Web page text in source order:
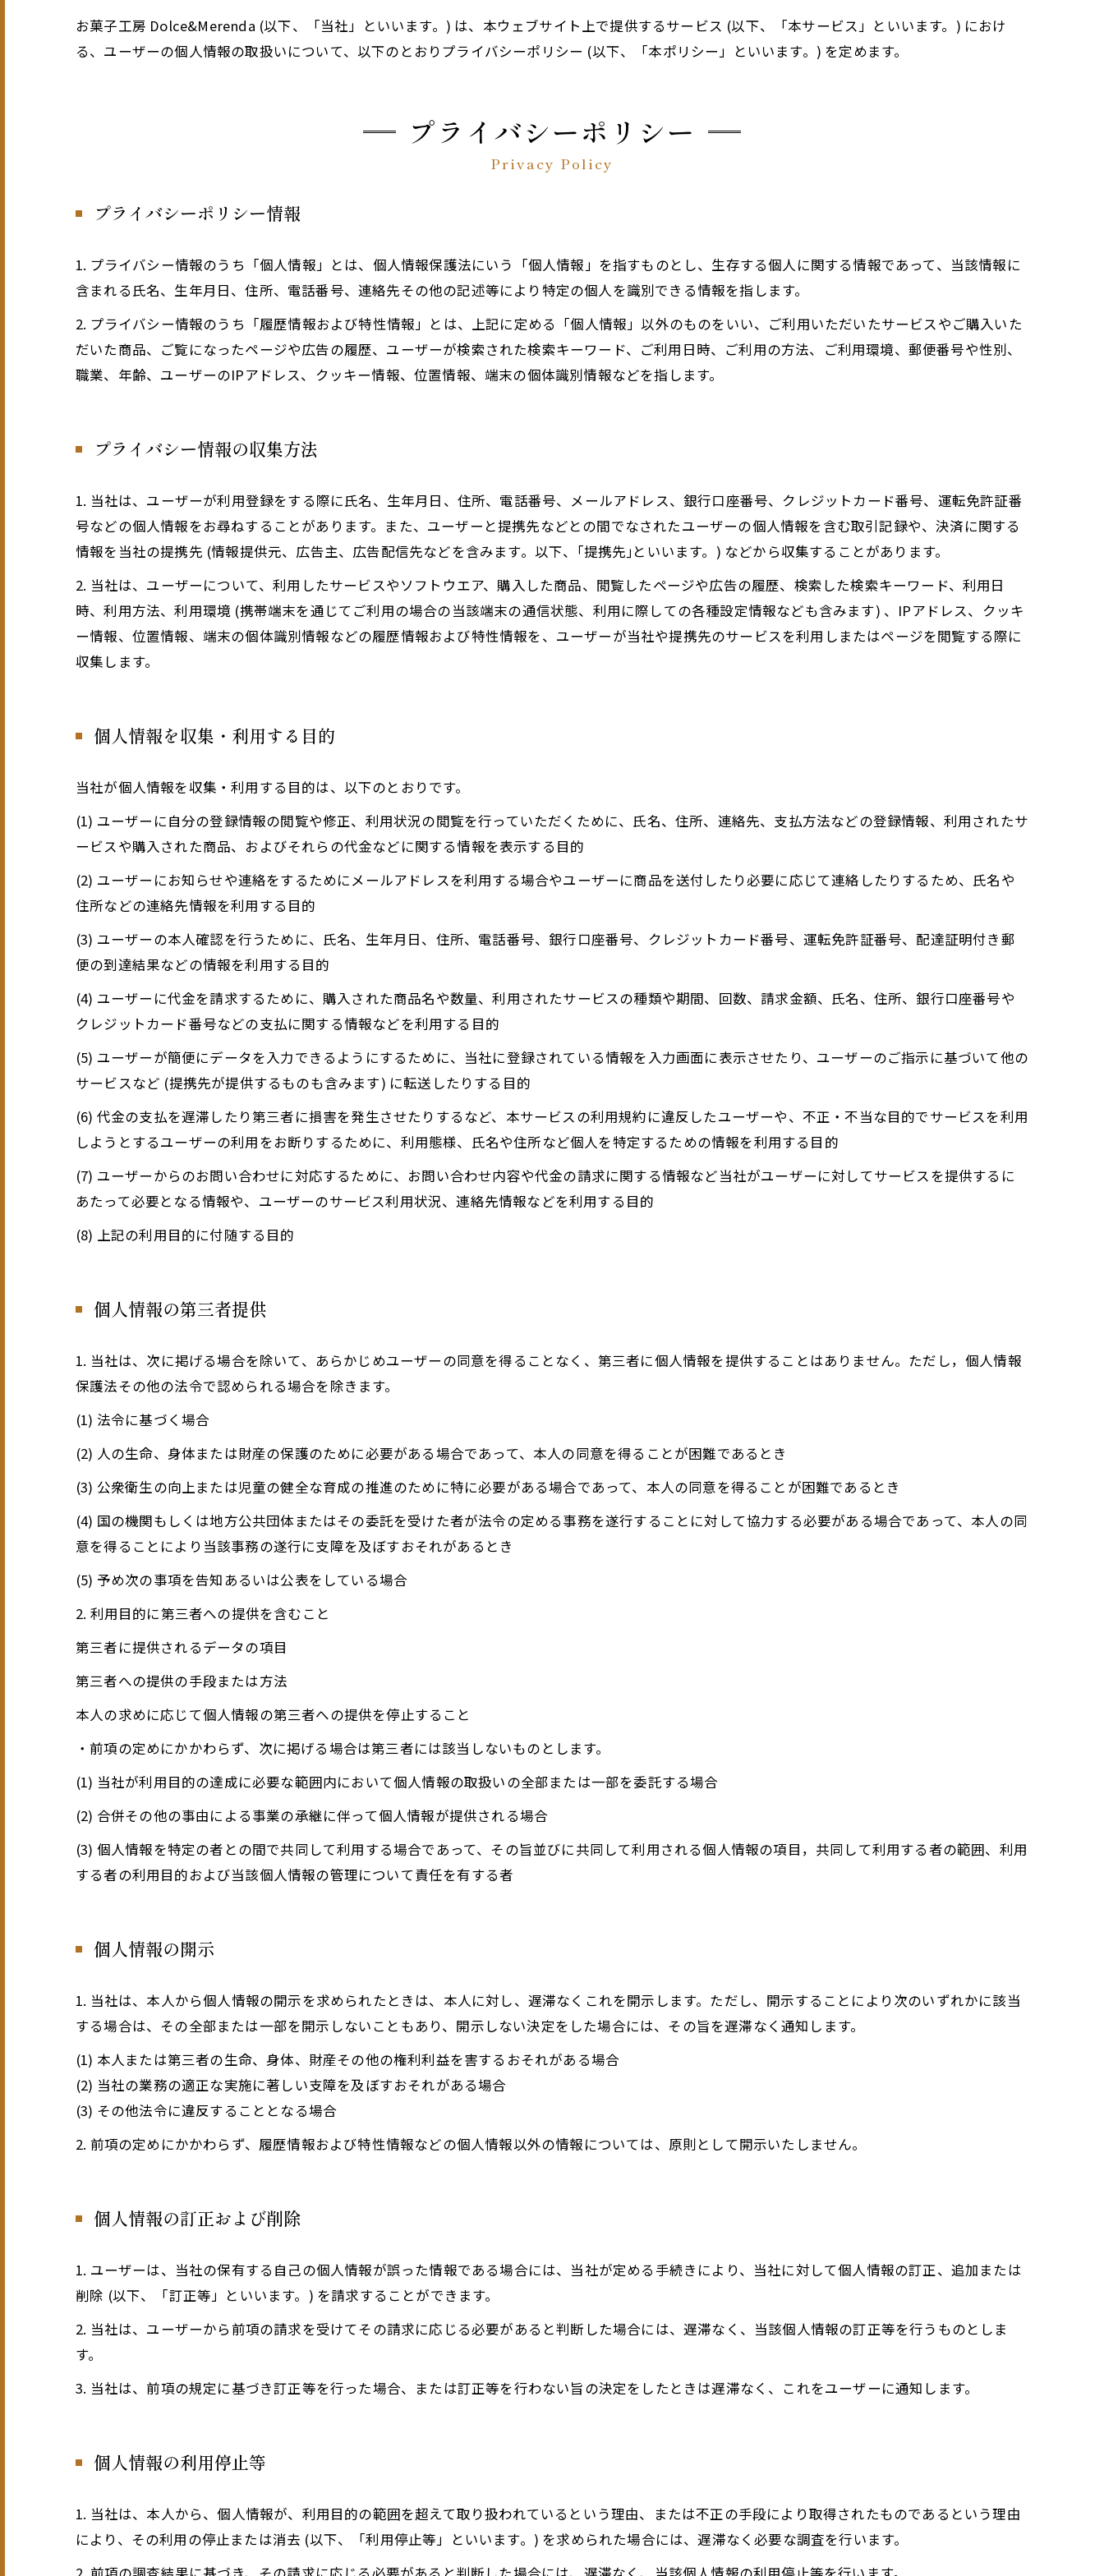
お菓子工房 Dolce&Merenda (以下、「当社」といいます。) は、本ウェブサイト上で提供するサービス (以下、「本サービス」といいます。) におけ
る、ユーザーの個人情報の取扱いについて、以下のとおりプライバシーポリシー (以下、「本ポリシー」といいます。) を定めます。
プライバシーポリシー
Privacy Policy
プライバシーポリシー情報
1. プライバシー情報のうち「個人情報」とは、個人情報保護法にいう「個人情報」を指すものとし、生存する個人に関する情報であって、当該情報に
含まれる氏名、生年月日、住所、電話番号、連絡先その他の記述等により特定の個人を識別できる情報を指します。
2. プライバシー情報のうち「履歴情報および特性情報」とは、上記に定める「個人情報」以外のものをいい、ご利用いただいたサービスやご購入いた
だいた商品、ご覧になったページや広告の履歴、ユーザーが検索された検索キーワード、ご利用日時、ご利用の方法、ご利用環境、郵便番号や性別、
職業、年齢、ユーザーのIPアドレス、クッキー情報、位置情報、端末の個体識別情報などを指します。
プライバシー情報の収集方法
1. 当社は、ユーザーが利用登録をする際に氏名、生年月日、住所、電話番号、メールアドレス、銀行口座番号、クレジットカード番号、運転免許証番
号などの個人情報をお尋ねすることがあります。また、ユーザーと提携先などとの間でなされたユーザーの個人情報を含む取引記録や、決済に関する
情報を当社の提携先 (情報提供元、広告主、広告配信先などを含みます。以下、｢提携先｣といいます。) などから収集することがあります。
2. 当社は、ユーザーについて、利用したサービスやソフトウエア、購入した商品、閲覧したページや広告の履歴、検索した検索キーワード、利用日
時、利用方法、利用環境 (携帯端末を通じてご利用の場合の当該端末の通信状態、利用に際しての各種設定情報なども含みます) 、IPアドレス、クッキ
ー情報、位置情報、端末の個体識別情報などの履歴情報および特性情報を、ユーザーが当社や提携先のサービスを利用しまたはページを閲覧する際に
収集します。
個人情報を収集・利用する目的
当社が個人情報を収集・利用する目的は、以下のとおりです。
(1) ユーザーに自分の登録情報の閲覧や修正、利用状況の閲覧を行っていただくために、氏名、住所、連絡先、支払方法などの登録情報、利用されたサ
ービスや購入された商品、およびそれらの代金などに関する情報を表示する目的
(2) ユーザーにお知らせや連絡をするためにメールアドレスを利用する場合やユーザーに商品を送付したり必要に応じて連絡したりするため、氏名や
住所などの連絡先情報を利用する目的
(3) ユーザーの本人確認を行うために、氏名、生年月日、住所、電話番号、銀行口座番号、クレジットカード番号、運転免許証番号、配達証明付き郵
便の到達結果などの情報を利用する目的
(4) ユーザーに代金を請求するために、購入された商品名や数量、利用されたサービスの種類や期間、回数、請求金額、氏名、住所、銀行口座番号や
クレジットカード番号などの支払に関する情報などを利用する目的
(5) ユーザーが簡便にデータを入力できるようにするために、当社に登録されている情報を入力画面に表示させたり、ユーザーのご指示に基づいて他の
サービスなど (提携先が提供するものも含みます) に転送したりする目的
(6) 代金の支払を遅滞したり第三者に損害を発生させたりするなど、本サービスの利用規約に違反したユーザーや、不正・不当な目的でサービスを利用
しようとするユーザーの利用をお断りするために、利用態様、氏名や住所など個人を特定するための情報を利用する目的
(7) ユーザーからのお問い合わせに対応するために、お問い合わせ内容や代金の請求に関する情報など当社がユーザーに対してサービスを提供するに
あたって必要となる情報や、ユーザーのサービス利用状況、連絡先情報などを利用する目的
(8) 上記の利用目的に付随する目的
個人情報の第三者提供
1. 当社は、次に掲げる場合を除いて、あらかじめユーザーの同意を得ることなく、第三者に個人情報を提供することはありません。ただし，個人情報
保護法その他の法令で認められる場合を除きます。
(1) 法令に基づく場合
(2) 人の生命、身体または財産の保護のために必要がある場合であって、本人の同意を得ることが困難であるとき
(3) 公衆衛生の向上または児童の健全な育成の推進のために特に必要がある場合であって、本人の同意を得ることが困難であるとき
(4) 国の機関もしくは地方公共団体またはその委託を受けた者が法令の定める事務を遂行することに対して協力する必要がある場合であって、本人の同
意を得ることにより当該事務の遂行に支障を及ぼすおそれがあるとき
(5) 予め次の事項を告知あるいは公表をしている場合
2. 利用目的に第三者への提供を含むこと
第三者に提供されるデータの項目
第三者への提供の手段または方法
本人の求めに応じて個人情報の第三者への提供を停止すること
・前項の定めにかかわらず、次に掲げる場合は第三者には該当しないものとします。
(1) 当社が利用目的の達成に必要な範囲内において個人情報の取扱いの全部または一部を委託する場合
(2) 合併その他の事由による事業の承継に伴って個人情報が提供される場合
(3) 個人情報を特定の者との間で共同して利用する場合であって、その旨並びに共同して利用される個人情報の項目，共同して利用する者の範囲、利用
する者の利用目的および当該個人情報の管理について責任を有する者
個人情報の開示
1. 当社は、本人から個人情報の開示を求められたときは、本人に対し、遅滞なくこれを開示します。ただし、開示することにより次のいずれかに該当
する場合は、その全部または一部を開示しないこともあり、開示しない決定をした場合には、その旨を遅滞なく通知します。
(1) 本人または第三者の生命、身体、財産その他の権利利益を害するおそれがある場合
(2) 当社の業務の適正な実施に著しい支障を及ぼすおそれがある場合
(3) その他法令に違反することとなる場合
2. 前項の定めにかかわらず、履歴情報および特性情報などの個人情報以外の情報については、原則として開示いたしません。
個人情報の訂正および削除
1. ユーザーは、当社の保有する自己の個人情報が誤った情報である場合には、当社が定める手続きにより、当社に対して個人情報の訂正、追加または
削除 (以下、「訂正等」といいます。) を請求することができます。
2. 当社は、ユーザーから前項の請求を受けてその請求に応じる必要があると判断した場合には、遅滞なく、当該個人情報の訂正等を行うものとしま
す。
3. 当社は、前項の規定に基づき訂正等を行った場合、または訂正等を行わない旨の決定をしたときは遅滞なく、これをユーザーに通知します。
個人情報の利用停止等
1. 当社は、本人から、個人情報が、利用目的の範囲を超えて取り扱われているという理由、または不正の手段により取得されたものであるという理由
により、その利用の停止または消去 (以下、「利用停止等」といいます。) を求められた場合には、遅滞なく必要な調査を行います。